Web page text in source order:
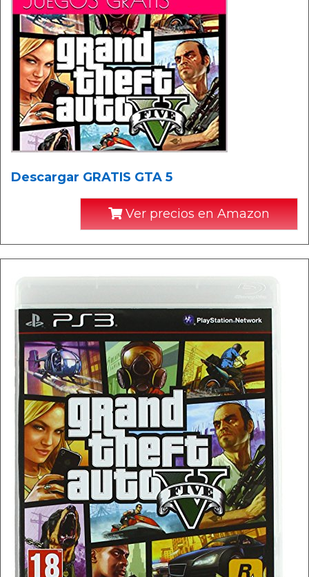
Descargar GRATIS GTA 5
Ver precios en Amazon